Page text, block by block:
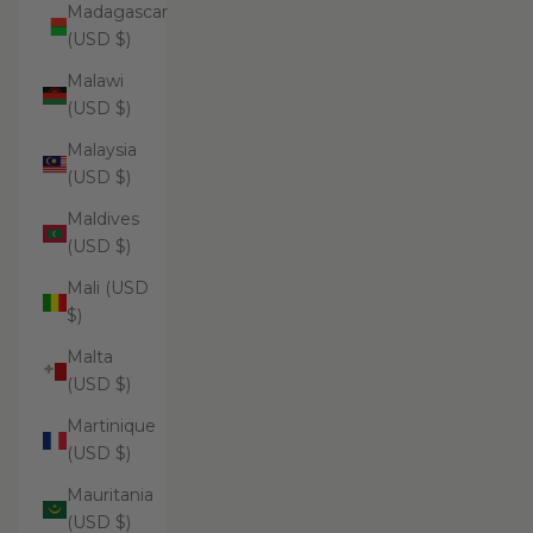
Madagascar
(USD $)
Malawi
(USD $)
Malaysia
(USD $)
Maldives
(USD $)
Mali (USD
$)
Malta
(USD $)
Martinique
(USD $)
Mauritania
(USD $)